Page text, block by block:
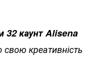
32 каунт Alisena
креативність